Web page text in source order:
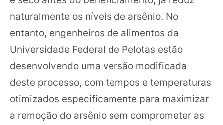
naturalmente os níveis de arsênio. No
entanto, engenheiros de alimentos da
Universidade Federal de Pelotas estão
desenvolvendo uma versão modificada
deste processo, com tempos e temperaturas
otimizados especificamente para maximizar
a remoção do arsênio sem comprometer as